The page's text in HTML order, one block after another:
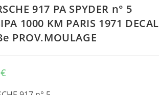
917 PA SPYDER n° 5
1000 KM PARIS 1971 DECAL
PROV.MOULAGE
€